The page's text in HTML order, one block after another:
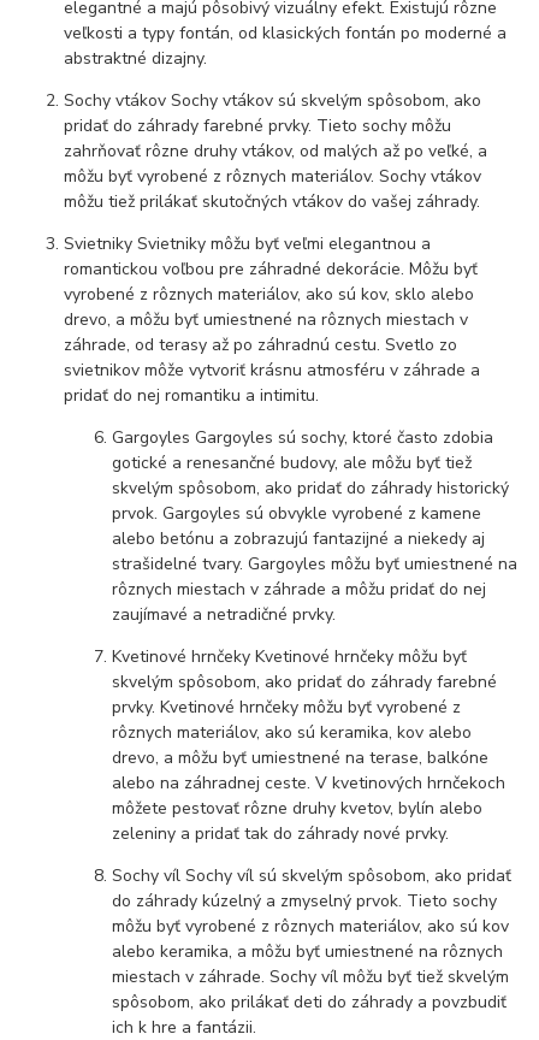
elegantné a majú pôsobivý vizuálny efekt. Existujú rôzne
veľkosti a typy fontán, od klasických fontán po moderné a
abstraktné dizajny.
Sochy vtákov Sochy vtákov sú skvelým spôsobom, ako
pridať do záhrady farebné prvky. Tieto sochy môžu
zahrňovať rôzne druhy vtákov, od malých až po veľké, a
môžu byť vyrobené z rôznych materiálov. Sochy vtákov
môžu tiež prilákať skutočných vtákov do vašej záhrady.
Svietniky Svietniky môžu byť veľmi elegantnou a
romantickou voľbou pre záhradné dekorácie. Môžu byť
vyrobené z rôznych materiálov, ako sú kov, sklo alebo
drevo, a môžu byť umiestnené na rôznych miestach v
záhrade, od terasy až po záhradnú cestu. Svetlo zo
svietnikov môže vytvoriť krásnu atmosféru v záhrade a
pridať do nej romantiku a intimitu.
Gargoyles Gargoyles sú sochy, ktoré často zdobia
gotické a renesančné budovy, ale môžu byť tiež
skvelým spôsobom, ako pridať do záhrady historický
prvok. Gargoyles sú obvykle vyrobené z kamene
alebo betónu a zobrazujú fantazijné a niekedy aj
strašidelné tvary. Gargoyles môžu byť umiestnené na
rôznych miestach v záhrade a môžu pridať do nej
zaujímavé a netradičné prvky.
Kvetinové hrnčeky Kvetinové hrnčeky môžu byť
skvelým spôsobom, ako pridať do záhrady farebné
prvky. Kvetinové hrnčeky môžu byť vyrobené z
rôznych materiálov, ako sú keramika, kov alebo
drevo, a môžu byť umiestnené na terase, balkóne
alebo na záhradnej ceste. V kvetinových hrnčekoch
môžete pestovať rôzne druhy kvetov, bylín alebo
zeleniny a pridať tak do záhrady nové prvky.
Sochy víl Sochy víl sú skvelým spôsobom, ako pridať
do záhrady kúzelný a zmyselný prvok. Tieto sochy
môžu byť vyrobené z rôznych materiálov, ako sú kov
alebo keramika, a môžu byť umiestnené na rôznych
miestach v záhrade. Sochy víl môžu byť tiež skvelým
spôsobom, ako prilákať deti do záhrady a povzbudiť
ich k hre a fantázii.